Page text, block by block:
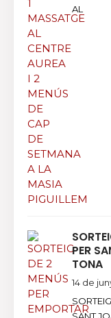
AL
PER
TONA
14 de